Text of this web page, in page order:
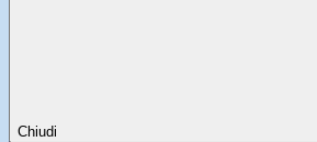
Chiudi